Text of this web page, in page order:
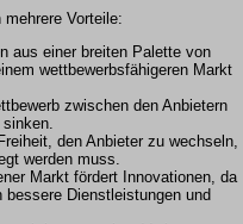
Vorteile:
aus einer breiten Palette von
wettbewerbsfähigeren Markt
zwischen den Anbietern
den Anbieter zu wechseln,
werden muss.
Markt fördert Innovationen, da
Dienstleistungen und